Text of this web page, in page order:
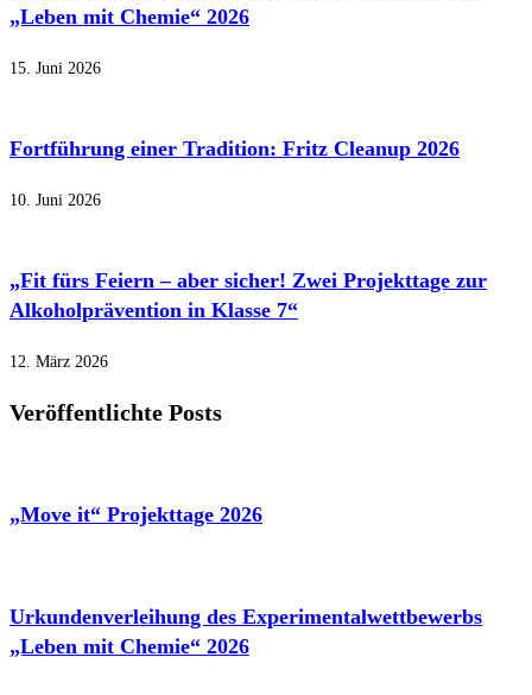
„Leben mit Chemie“ 2026
15. Juni 2026
Fortführung einer Tradition: Fritz Cleanup 2026
10. Juni 2026
„Fit fürs Feiern – aber sicher! Zwei Projekttage zur
Alkoholprävention in Klasse 7“
12. März 2026
Veröffentlichte Posts
„Move it“ Projekttage 2026
Urkundenverleihung des Experimentalwettbewerbs
„Leben mit Chemie“ 2026